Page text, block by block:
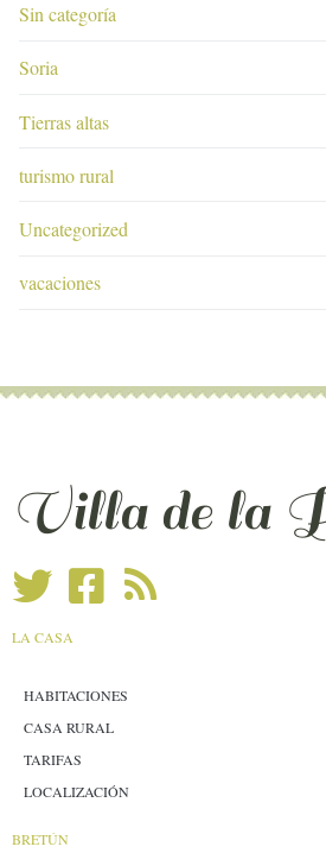
Sin categoría
Soria
Tierras altas
turismo rural
Uncategorized
vacaciones
Villa de la
LA CASA
HABITACIONES
CASA RURAL
TARIFAS
LOCALIZACIÓN
BRETÚN